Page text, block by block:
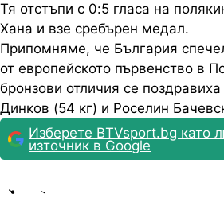
Тя отстъпи с 0:5 гласа на
Хана и взе сребърен медал.
Припомняме, че България
от европейското първенство в
бронзови отличия се
Динков (54 кг) и Роселин
Изберете BTVsport.bg като
източник в Google